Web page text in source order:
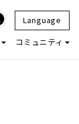
コミュニティ
Language